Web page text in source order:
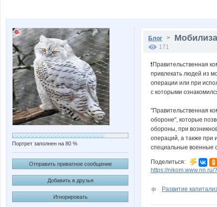
Портрет заполнен на 80 %
Отправить приватное сообщение
Добавить в друзья
Игнорировать
Блог >
171
❗️Правительственная
привлекать людей из
операции или при
с которыми
"Правительственная
обороне", которые
обороны, при
операций, а также при
специальные военные
Поделиться:
https://nikom.www.nn.ru/
Развитие